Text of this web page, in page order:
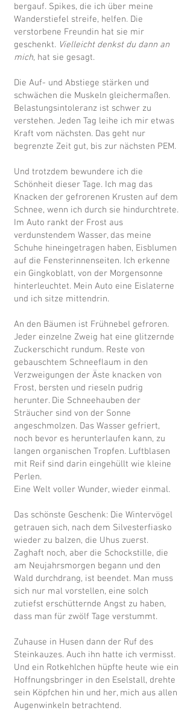
bergauf. Spikes, die ich über meine
Wanderstiefel streife, helfen. Die
verstorbene Freundin hat sie mir
geschenkt. Vielleicht denkst du dann an
mich, hat sie gesagt.
Die Auf- und Abstiege stärken und
schwächen die Muskeln gleichermaßen.
Belastungsintoleranz ist schwer zu
verstehen. Jeden Tag leihe ich mir etwas
Kraft vom nächsten. Das geht nur
begrenzte Zeit gut, bis zur nächsten PEM.
Und trotzdem bewundere ich die
Schönheit dieser Tage. Ich mag das
Knacken der gefrorenen Krusten auf dem
Schnee, wenn ich durch sie hindurchtrete.
Im Auto rankt der Frost aus
verdunstendem Wasser, das meine
Schuhe hineingetragen haben, Eisblumen
auf die Fensterinnenseiten. Ich erkenne
ein Gingkoblatt, von der Morgensonne
hinterleuchtet. Mein Auto eine Eislaterne
und ich sitze mittendrin.
An den Bäumen ist Frühnebel gefroren.
Jeder einzelne Zweig hat eine glitzernde
Zuckerschicht rundum. Reste von
gebauschtem Schneeflaum in den
Verzweigungen der Äste knacken von
Frost, bersten und rieseln pudrig
herunter. Die Schneehauben der
Sträucher sind von der Sonne
angeschmolzen. Das Wasser gefriert,
noch bevor es herunterlaufen kann, zu
langen organischen Tropfen. Luftblasen
mit Reif sind darin eingehüllt wie kleine
Perlen.
Eine Welt voller Wunder, wieder einmal.
Das schönste Geschenk: Die Wintervögel
getrauen sich, nach dem Silvesterfiasko
wieder zu balzen, die Uhus zuerst.
Zaghaft noch, aber die Schockstille, die
am Neujahrsmorgen begann und den
Wald durchdrang, ist beendet. Man muss
sich nur mal vorstellen, eine solch
zutiefst erschütternde Angst zu haben,
dass man für zwölf Tage verstummt.
Zuhause in Husen dann der Ruf des
Steinkauzes. Auch ihn hatte ich vermisst.
Und ein Rotkehlchen hüpfte heute wie ein
Hoffnungsbringer in den Eselstall, drehte
sein Köpfchen hin und her, mich aus allen
Augenwinkeln betrachtend.